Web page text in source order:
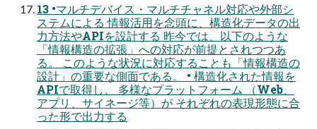
13 •マルチデバイス・マルチチャネル対応や外部シ
ステムによる 情報活用を念頭に、構造化データの出
力方法やAPIを設計する 昨今では、以下のような
「情報構造の拡張」への対応が前提とされつつあ
る。 このような状況に対応することも「情報構造の
設計」の重要な側面である。 • 構造化された情報を
APIで取得し、 多様なプラットフォーム （Web、
アプリ、サイネージ等）が それぞれの表現形態に合
った形で出力する